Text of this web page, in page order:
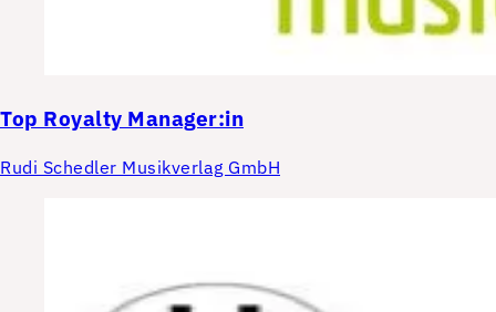
Top Royalty Manager:in
Rudi Schedler Musikverlag GmbH